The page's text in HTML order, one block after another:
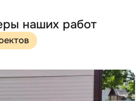
наших работ